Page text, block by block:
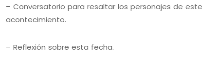
– Conversatorio para resaltar los personajes de este
acontecimiento.
– Reflexión sobre esta fecha.